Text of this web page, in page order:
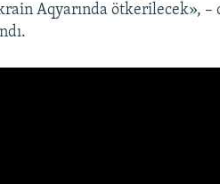
Aqyarında ötkerilecek», –